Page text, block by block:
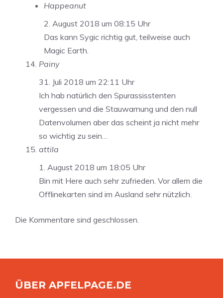
Happeanut
2. August 2018 um 08:15 Uhr
Das kann Sygic richtig gut, teilweise auch
Magic Earth.
Painy
31. Juli 2018 um 22:11 Uhr
Ich hab natürlich den Spurassisstenten
vergessen und die Stauwarnung und den null
Datenvolumen aber das scheint ja nicht mehr
so wichtig zu sein…
attila
1. August 2018 um 18:05 Uhr
Bin mit Here auch sehr zufrieden. Vor allem die
Offlinekarten sind im Ausland sehr nützlich.
Die Kommentare sind geschlossen.
ÜBER APFELPAGE.DE